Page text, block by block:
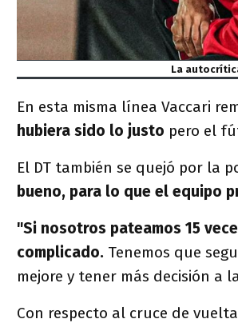
La
En esta misma línea Vaccari
hubiera sido lo justo pero el
El DT también se quejó por la
bueno, para lo que el equipo
"Si nosotros pateamos 15
complicado. Tenemos que
mejore y tener más decisión a
Con respecto al cruce de